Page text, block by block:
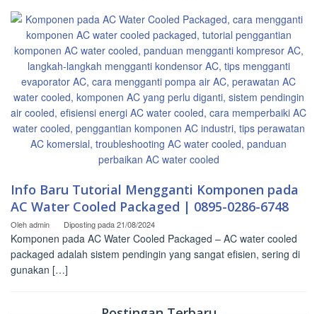
Info Baru Tutorial Mengganti Komponen pada
AC Water Cooled Packaged | 0895-0286-6748
Olehadmin Diposting pada21/08/2024
Komponen pada AC Water Cooled Packaged – AC water cooled
packaged adalah sistem pendingin yang sangat efisien, sering di
gunakan […]